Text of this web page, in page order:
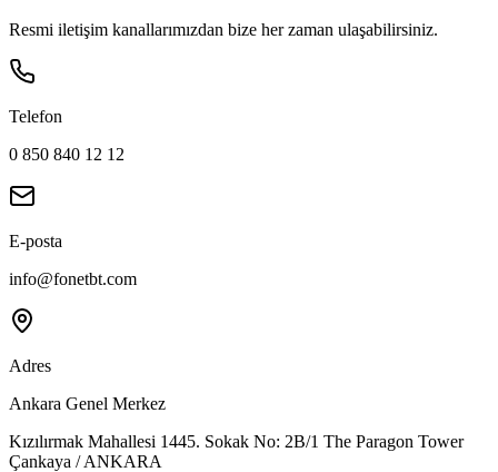
Resmi iletişim kanallarımızdan bize her zaman ulaşabilirsiniz.
Telefon
0 850 840 12 12
E-posta
info@fonetbt.com
Adres
Ankara Genel Merkez
Kızılırmak Mahallesi 1445. Sokak No: 2B/1 The Paragon Tower
Çankaya / ANKARA